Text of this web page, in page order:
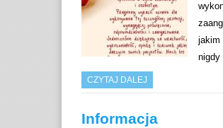
jakim
nigdy
CZYTAJ DALEJ
Informacja